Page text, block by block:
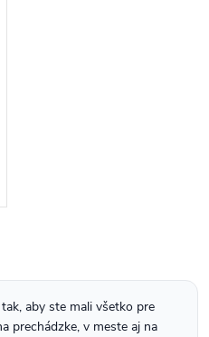
aby ste mali všetko pre
prechádzke, v meste aj na